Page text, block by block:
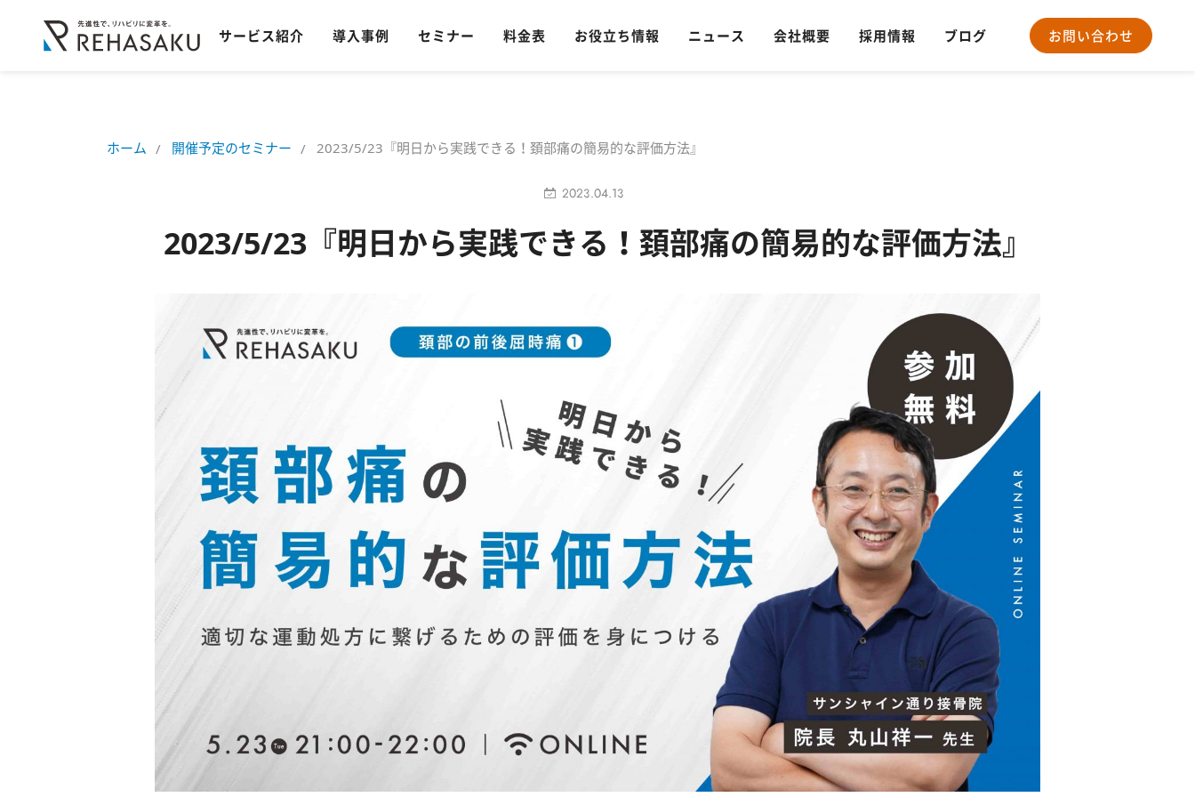
サービス紹介 導入事例 セミナー 料金表 お役立ち情報 ニュース 会社概要 採用情報 ブログ お問い合わせ
ホーム 開催予定のセミナー 2023/5/23『明日から実践できる！頚部痛の簡易的な評価方法』
2023.04.13
2023/5/23『明日から実践できる！頚部痛の簡易的な評価方法』